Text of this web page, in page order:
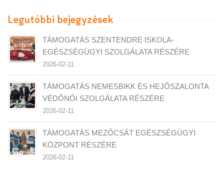
Legutóbbi bejegyzések
TÁMOGATÁS SZENTENDRE ISKOLA-
EGÉSZSÉGÜGYI SZOLGÁLATA RÉSZÉRE
2026-02-11
TÁMOGATÁS NEMESBIKK ÉS HEJŐSZALONTA
VÉDŐNŐI SZOLGÁLATA RÉSZÉRE
2026-02-11
TÁMOGATÁS MEZŐCSÁT EGÉSZSÉGÜGYI
KÖZPONT RÉSZÉRE
2026-02-11